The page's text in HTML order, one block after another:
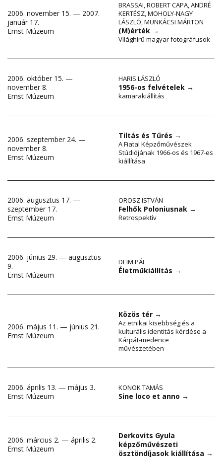
2006. november 15. — 2007.
január 17.
Ernst Múzeum
BRASSAI,ROBERT CAPA,ANDRÉ
KERTÉSZ,MOHOLY-NAGY
LÁSZLÓ,MUNKÁCSI MÁRTON
(M)érték →
Világhírű magyar fotográfusok
2006. október 15. —
november 8.
Ernst Múzeum
HARIS LÁSZLÓ
1956-os felvételek →
kamarakiállítás
2006. szeptember 24. —
november 8.
Ernst Múzeum
Tiltás és Tűrés →
A Fiatal Képzőművészek
Stúdiójának 1966-os és 1967-es
kiállítása
2006. augusztus 17. —
szeptember 17.
Ernst Múzeum
OROSZ ISTVÁN
Felhők Poloniusnak →
Retrospektív
2006. június 29. — augusztus
9.
Ernst Múzeum
DEIM PÁL
Életműkiállítás →
2006. május 11. — június 21.
Ernst Múzeum
Közös tér →
Az etnikai kisebbség és a
kulturális identitás kérdése a
Kárpát-medence
művészetében
2006. április 13. — május 3.
Ernst Múzeum
KONOK TAMÁS
Sine loco et anno →
2006. március 2. — április 2.
Ernst Múzeum
Derkovits Gyula
képzőművészeti
ösztöndíjasok kiállítása →